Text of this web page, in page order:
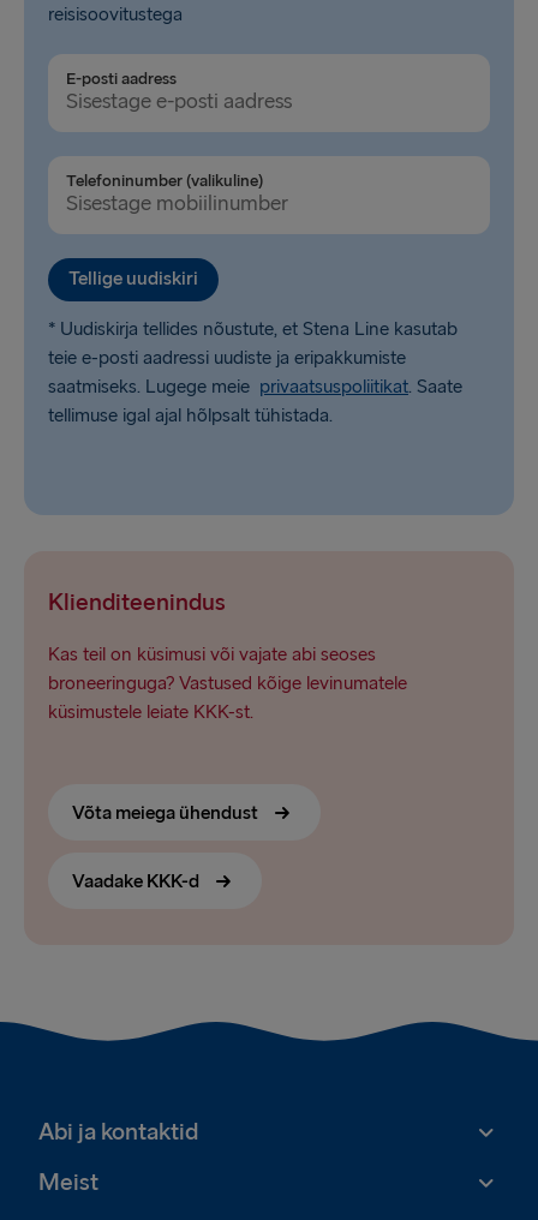
reisisoovitustega
E-posti aadress
Telefoninumber (valikuline)
Tellige uudiskiri
* Uudiskirja tellides nõustute, et Stena Line kasutab
teie e-posti aadressi uudiste ja eripakkumiste
saatmiseks. Lugege meie privaatsuspoliitikat. Saate
tellimuse igal ajal hõlpsalt tühistada.
Klienditeenindus
Kas teil on küsimusi või vajate abi seoses
broneeringuga? Vastused kõige levinumatele
küsimustele leiate KKK-st.
Võta meiega ühendust
Vaadake KKK-d
Abi ja kontaktid
Meist